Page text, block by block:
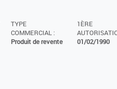
TYPE
COMMERCIAL :
Produit de revente
1ÈRE
01/02/1990